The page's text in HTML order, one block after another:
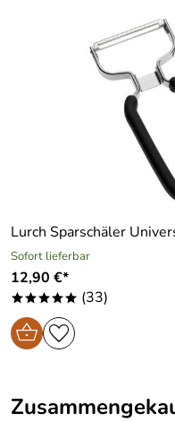
Bewertungsdatum:
Lurch Sparschäler
Sofort lieferbar
12,90 €*
***** (33)